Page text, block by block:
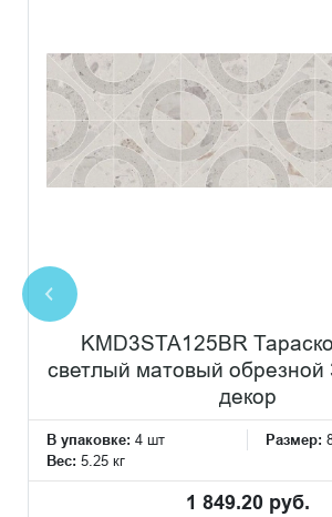
KMD3STA125BR
светлый матовый обрезной
декор
В упаковке: 4 шт Размер:
Вес: 5.25 кг
1 849.20 руб.